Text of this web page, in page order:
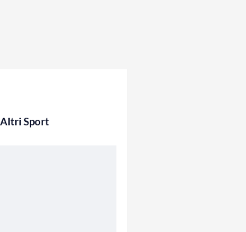
Altri Sport